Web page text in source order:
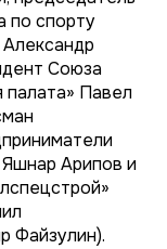
по спорту
Союза
палата» Павел
Арипов и
Файзулин).